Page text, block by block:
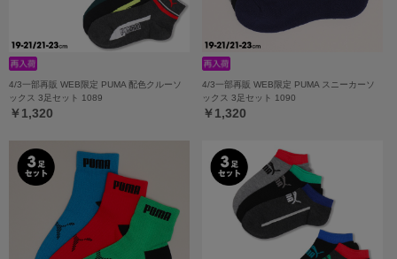
4/3一部再販 WEB限定 PUMA 配色クルーソ
ックス 3足セット 1089
￥1,320
4/3一部再販 WEB限定 PUMA スニーカーソ
ックス 3足セット 1090
￥1,320